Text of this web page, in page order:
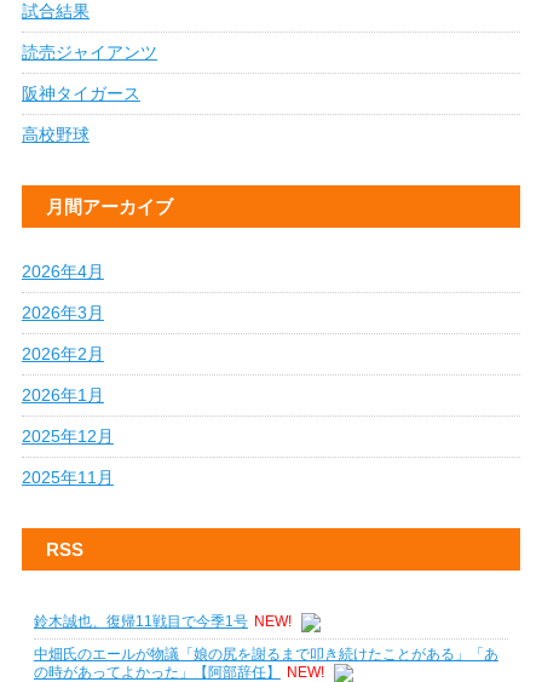
試合結果
読売ジャイアンツ
阪神タイガース
高校野球
月間アーカイブ
2026年4月
2026年3月
2026年2月
2026年1月
2025年12月
2025年11月
RSS
鈴木誠也、復帰11戦目で今季1号 NEW!
中畑氏のエールが物議「娘の尻を謝るまで叩き続けたことがある」「あ
の時があってよかった」【阿部辞任】
NEW!